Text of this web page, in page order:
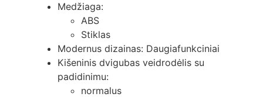
Medžiaga:
ABS
Stiklas
Modernus dizainas: Daugiafunkciniai
Kišeninis dvigubas veidrodėlis su
padidinimu:
normalus